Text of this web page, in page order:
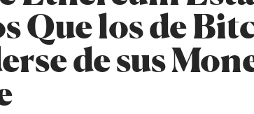
Que los de
de sus